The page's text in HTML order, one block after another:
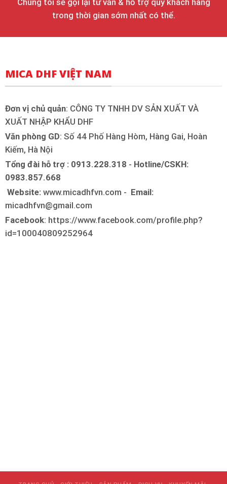
Chúng tôi sẽ gọi lại tư vấn & hỗ trợ quý khách hàng
trong thời gian sớm nhất có thể.
MICA DHF VIỆT NAM
Đơn vị chủ quản: CÔNG TY TNHH DV SẢN XUẤT VÀ
XUẤT NHẬP KHẨU DHF
Văn phòng GD: Số 44 Phố Hàng Hòm, Hàng Gai, Hoàn
Kiếm, Hà Nội
Tổng đài hỗ trợ : 0913.228.318 - Hotline/CSKH:
0983.857.668
Website: www.micadhfvn.com - Email:
micadhfvn@gmail.com
Facebook: https://www.facebook.com/profile.php?
id=100040809252964